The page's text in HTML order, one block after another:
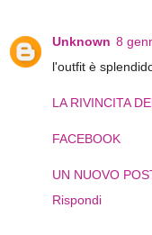
Unknown 8
l'outfit è
LA RIVINCITA
FACEBOOK
UN NUOVO
Rispondi